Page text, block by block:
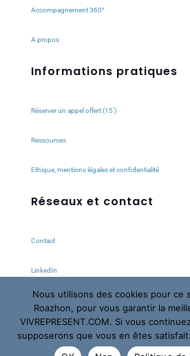
Accompagnement 360°
A propos
Informations pratiques
Réserver un appel offert (15′)
Ressources
Ethique, mentions légales et confidentialité
Réseaux et contact
Contact
LinkedIn
Instagram
Nous utilisons des cookies pour ce
Roazhon, pour vous garantir la
VIVREPRESENT.COM. Si vous
supposerons que vous en êtes